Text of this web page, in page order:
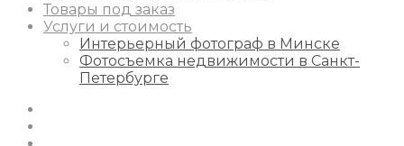
Товары под заказ
Услуги и стоимость
Интерьерный фотограф в Минске
Фотосъемка недвижимости в Санкт-
Петербурге